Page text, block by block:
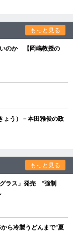
もっと見る
のか 【岡嶋教授の
う）－本田雅俊の政
もっと見る
ラス」発売 “強制
ら冷製うどんまで“夏